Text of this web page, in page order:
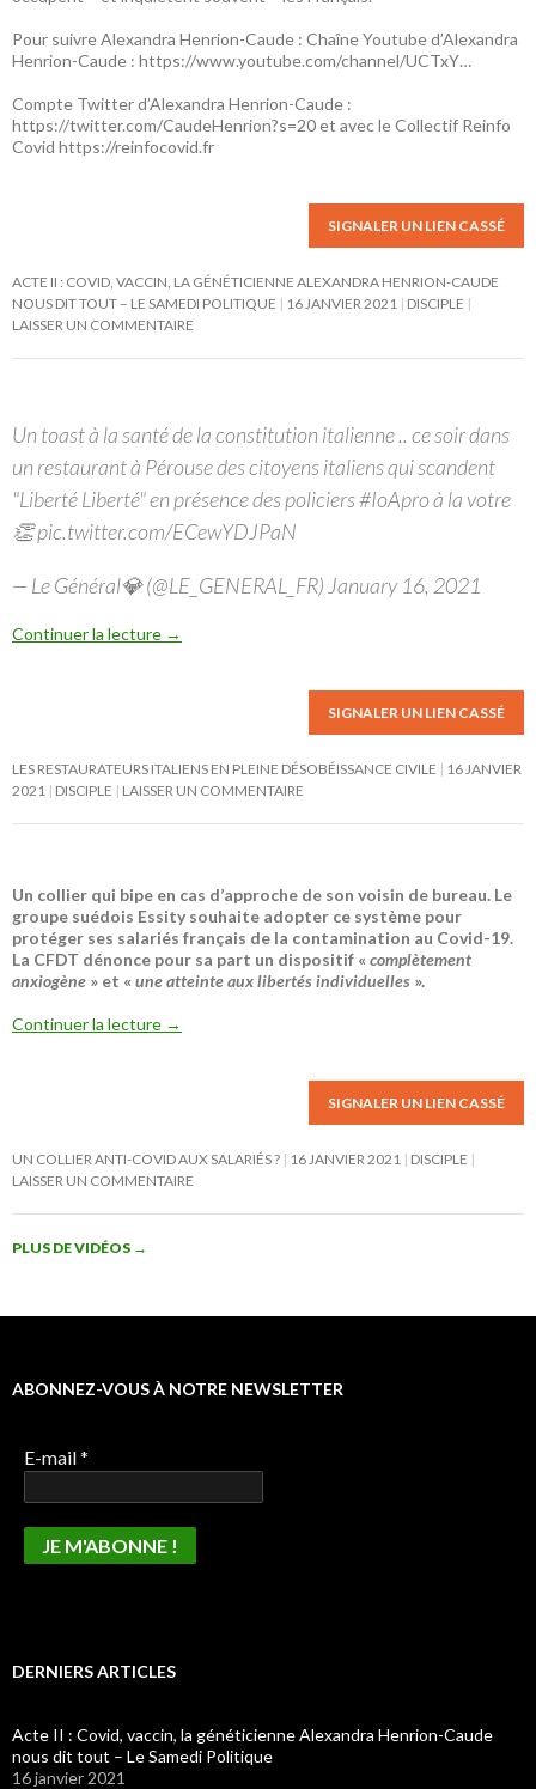
Pour suivre Alexandra Henrion-Caude : Chaîne Youtube d’Alexandra
Henrion-Caude : https://www.youtube.com/channel/UCTxY…
Compte Twitter d’Alexandra Henrion-Caude :
https://twitter.com/CaudeHenrion?s=20et avec le Collectif Reinfo
Covid https://reinfocovid.fr
SIGNALER UN LIEN CASSÉ
ACTE II : COVID, VACCIN, LA GÉNÉTICIENNE ALEXANDRA HENRION-CAUDE
NOUS DIT TOUT – LE SAMEDI POLITIQUE
16 JANVIER 2021 DISCIPLE
LAISSER UN COMMENTAIRE
Un toast à la santé de la constitution italienne .. ce soir dans
un restaurant à Pérouse des citoyens italiens qui scandent
"Liberté Liberté" en présence des policiers #IoApro à la votre
👏 pic.twitter.com/ECewYDJPaN
— Le Général💎 (@LE_GENERAL_FR) January 16, 2021
Continuer la lecture →
SIGNALER UN LIEN CASSÉ
LES RESTAURATEURS ITALIENS EN PLEINE DÉSOBÉISSANCE CIVILE
16 JANVIER
2021 DISCIPLE LAISSER UN COMMENTAIRE
Un collier qui bipe en cas d’approche de son voisin de bureau. Le
groupe suédois Essity souhaite adopter ce système pour
protéger ses salariés français de la contamination au Covid-19.
La CFDT dénonce pour sa part un dispositif « complètement
anxiogène » et « une atteinte aux libertés individuelles ».
Continuer la lecture →
SIGNALER UN LIEN CASSÉ
UN COLLIER ANTI-COVID AUX SALARIÉS ? 16 JANVIER 2021 DISCIPLE
LAISSER UN COMMENTAIRE
PLUS DE VIDÉOS →
ABONNEZ-VOUS À NOTRE NEWSLETTER
E-mail*
DERNIERS ARTICLES
Acte II : Covid, vaccin, la généticienne Alexandra Henrion-Caude
nous dit tout – Le Samedi Politique
16 janvier 2021